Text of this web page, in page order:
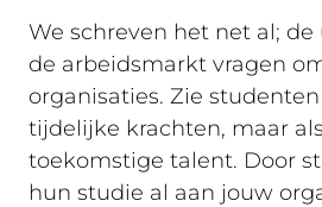
We schreven het net al;
de arbeidsmarkt vragen
organisaties. Zie
tijdelijke krachten, maar
toekomstige talent. Door
hun studie al aan jouw